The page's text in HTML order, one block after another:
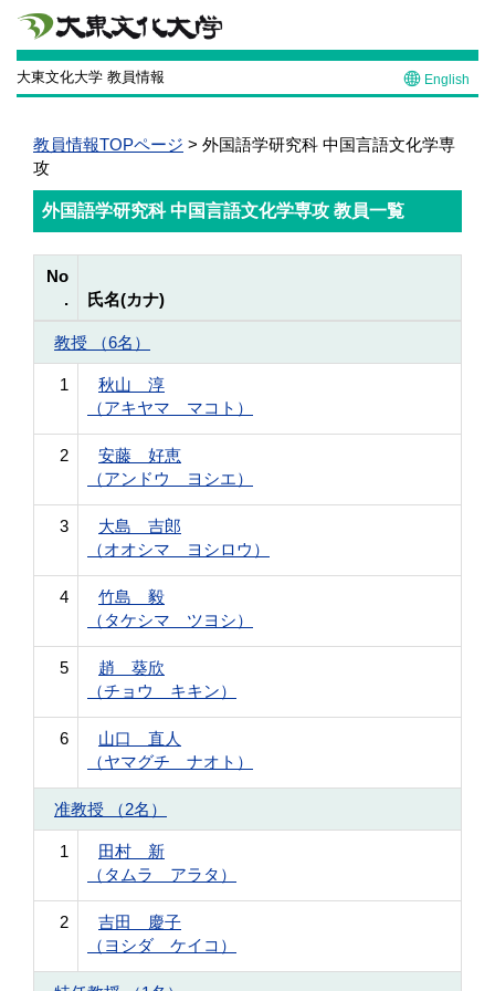
大東文化大学 教員情報 English
教員情報TOPページ > 外国語学研究科 中国言語文化学専
攻
外国語学研究科 中国言語文化学専攻 教員一覧
No
.
氏名(カナ)
教授 （6名）
1
秋山 淳
（アキヤマ マコト）
2
安藤 好恵
（アンドウ ヨシエ）
3
大島 吉郎
（オオシマ ヨシロウ）
4
竹島 毅
（タケシマ ツヨシ）
5
趙 葵欣
（チョウ キキン）
6
山口 直人
（ヤマグチ ナオト）
准教授 （2名）
1
田村 新
（タムラ アラタ）
2
吉田 慶子
（ヨシダ ケイコ）